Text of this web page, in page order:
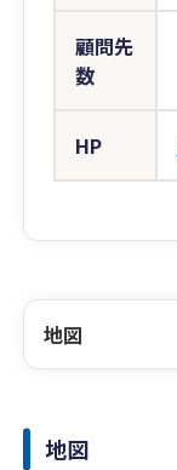
顧問先
数
HP
地図
地図